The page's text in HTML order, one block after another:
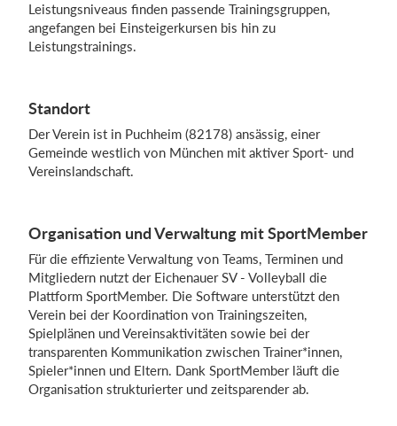
Leistungsniveaus finden passende Trainingsgruppen,
angefangen bei Einsteigerkursen bis hin zu
Leistungstrainings.
Standort
Der Verein ist in Puchheim (82178) ansässig, einer
Gemeinde westlich von München mit aktiver Sport- und
Vereinslandschaft.
Organisation und Verwaltung mit SportMember
Für die effiziente Verwaltung von Teams, Terminen und
Mitgliedern nutzt der Eichenauer SV - Volleyball die
Plattform SportMember. Die Software unterstützt den
Verein bei der Koordination von Trainingszeiten,
Spielplänen und Vereinsaktivitäten sowie bei der
transparenten Kommunikation zwischen Trainer*innen,
Spieler*innen und Eltern. Dank SportMember läuft die
Organisation strukturierter und zeitsparender ab.